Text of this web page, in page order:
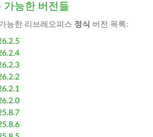
가능한 버전들
능한 리브레오피스 정식 버전 목록: